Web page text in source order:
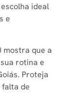
ideal
e
mostra que a
rotina e
Proteja
de